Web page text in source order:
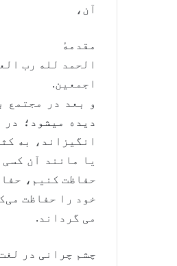
آن،
مقدمهٔ
الحمد لله رب
اجمعين.
و بعد در مجتمع
دیده میشود؛
انگیزاند، به
یا مانند آن
حفاظت کنیم،
خود را حفاظت
می گرداند.
چشم چرانی در